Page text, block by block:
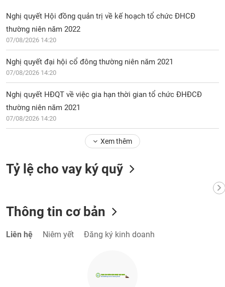
Nghị quyết Hội đồng quản trị về kế hoạch tổ chức ĐHCĐ
thường niên năm 2022
07/08/2026 14:20
Nghị quyết đại hội cổ đông thường niên năm 2021
07/08/2026 14:20
Nghị quyết HĐQT về việc gia hạn thời gian tổ chức ĐHĐCĐ
thường niên năm 2021
07/08/2026 14:20
Xem thêm
Tỷ lệ cho vay ký quỹ
Thông tin cơ bản
Liên hệ Niêm yết Đăng ký kinh doanh
của
tác
giả
(-)
Báo
cáo
phân
tích
(-)
Đào